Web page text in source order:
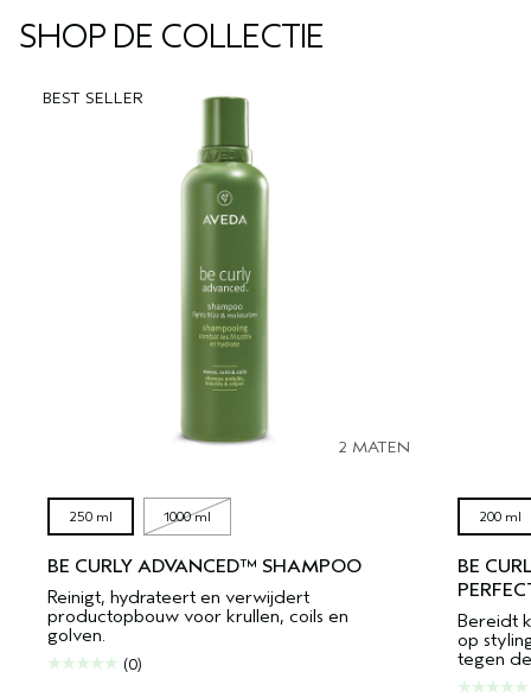
SHOP DE COLLECTIE
BEST SELLER
2 MATEN
250 ml 1000 ml
BE CURLY ADVANCED™ SHAMPOO
Reinigt, hydrateert en verwijdert
productopbouw voor krullen, coils en
golven.
(0)
200 ml
BE
Bereidt
op
tegen